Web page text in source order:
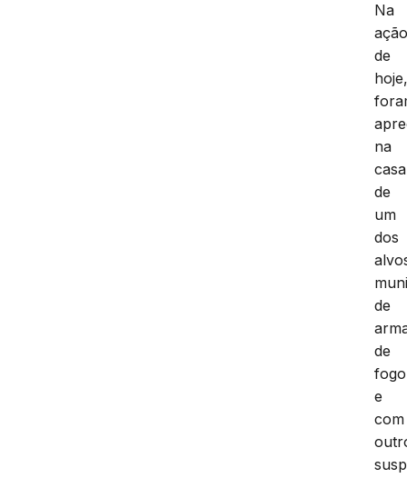
Na
de
na
casa
de
um
dos
de
de
e
com